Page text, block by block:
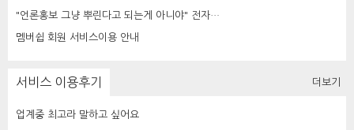
"언론홍보 그냥 뿌린다고 되는게 아니야" 전자…
멤버쉽 회원 서비스이용 안내
서비스 이용후기 더보기
업계중 최고라 말하고 싶어요